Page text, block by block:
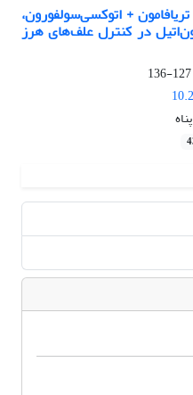
+ اتوکسی‌سولفورون،
در کنترل علف‌های هرز
127-136